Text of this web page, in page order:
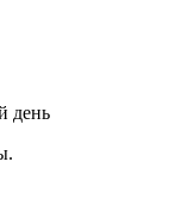
день